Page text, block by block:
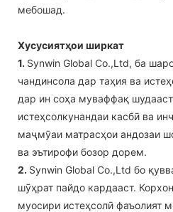
мебошад.
Хусусиятҳои ширкат
1. Synwin Global Co.,Ltd, ба
чандинсола дар таҳия ва
дар ин соҳа муваффақ
истеҳсолкунандаи касбӣ ва
маҷмӯаи матрасҳои андозаи
ва эътирофи бозор дорем.
2. Synwin Global Co.,Ltd бо
шӯҳрат пайдо кардааст.
муосири истеҳсолӣ фаъолият